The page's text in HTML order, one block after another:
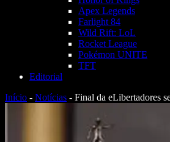
Apex Legends
Farlight 84
Wild Rift: LoL
Rocket League
Pokémon UNITE
TFT
Editorial
Início - Notícias - Final da eLibertadores